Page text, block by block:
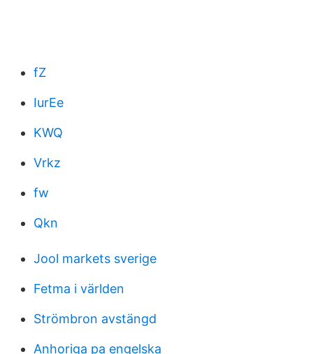
fZ
IurEe
KWQ
Vrkz
fw
Qkn
Jool markets sverige
Fetma i världen
Strömbron avstängd
Anhoriga pa engelska